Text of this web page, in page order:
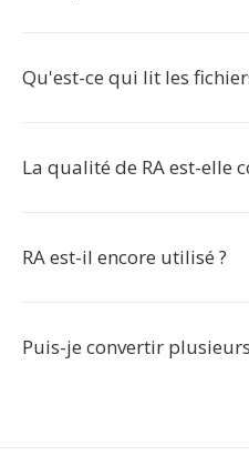
Qu'est-ce qui lit les
La qualité de RA est-elle
RA est-il encore utilisé ?
Puis-je convertir